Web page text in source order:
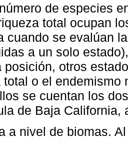
de especies
total ocupan
cuando se evalúan
a un solo
posición, otros
total o el endemismo
se cuentan los
de Baja California,
a nivel de biomas.